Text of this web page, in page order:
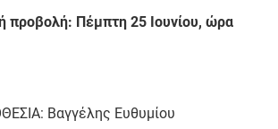
προβολή: Πέμπτη 25 Ιουνίου, ώρα
Βαγγέλης Ευθυμίου